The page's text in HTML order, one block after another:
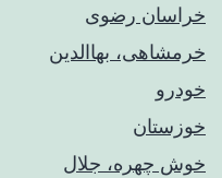
خراسان رضوی
خرمشاهی، بهاالدین
خودرو
خوزستان
خوش چهره، جلال